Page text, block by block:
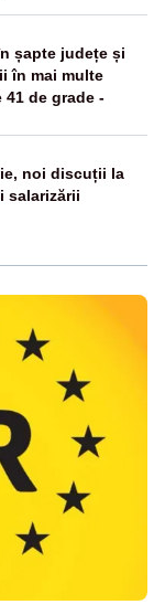
șapte județe și
în mai multe
de grade -
noi discuții la
salarizării